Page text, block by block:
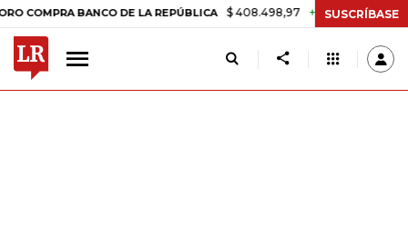
BANCO DE LA REPÚBLICA $ 408.498,97 +$ 8.753,81 +2,19%
SUSCRÍBASE